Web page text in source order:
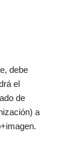
debe
el
de
a